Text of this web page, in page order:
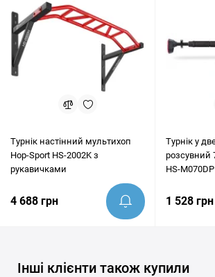
Турнік настінний мультихоп
Hop-Sport HS-2002K з
рукавичками
4 688 грн
Турнік у
розсувний
HS-M070DP
1 528 грн
Інші клієнти також купили